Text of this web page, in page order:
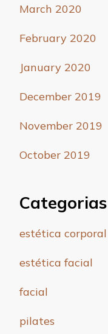
March 2020
February 2020
January 2020
December 2019
November 2019
October 2019
Categorias
estética corporal
estética facial
facial
pilates